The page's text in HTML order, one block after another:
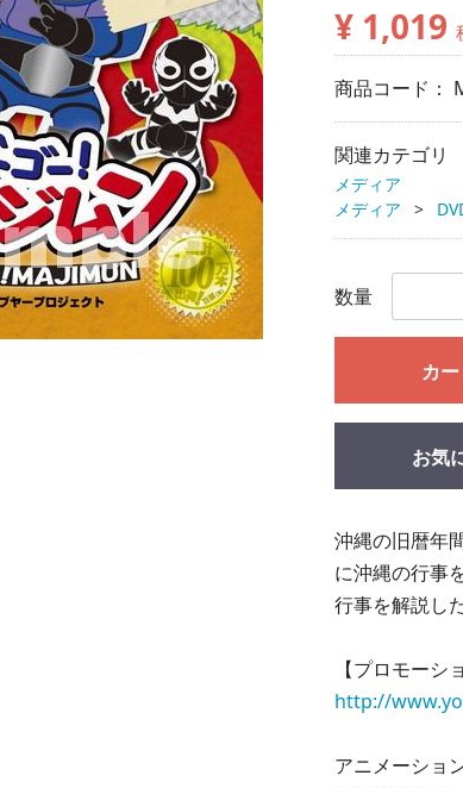
¥ 1,019
商品コード：
関連カテゴリ
メディア
メディア
数量
カ
お気
沖縄の旧暦年
に沖縄の行事
行事を解説し
【プロモーシ
http://
アニメーショ